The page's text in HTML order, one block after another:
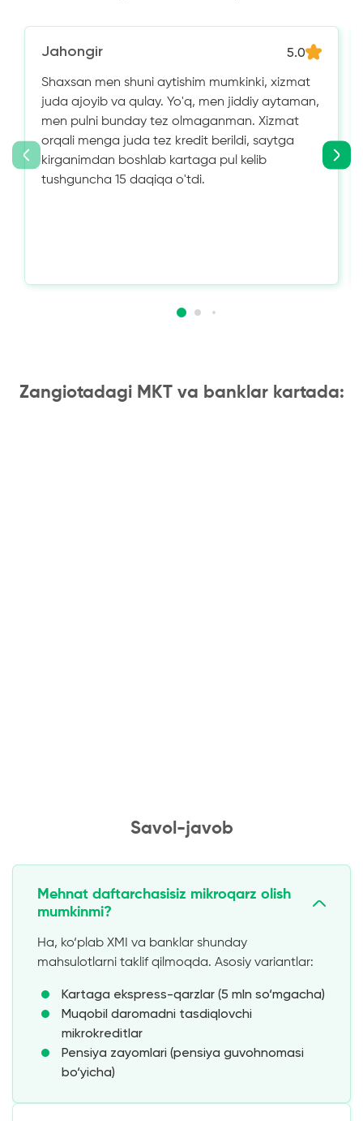
Jahongir 5.0
Shaxsan men shuni aytishim mumkinki, xizmat
juda ajoyib va ​​qulay. Yo'q, men jiddiy aytaman,
men pulni bunday tez olmaganman. Xizmat
orqali menga juda tez kredit berildi, saytga
kirganimdan boshlab kartaga pul kelib
tushguncha 15 daqiqa o'tdi.
Zangiotadagi MKT va banklar kartada:
Savol-javob
Mehnat daftarchasisiz mikroqarz olish
mumkinmi?
Ha, ko‘plab XMI va banklar shunday
mahsulotlarni taklif qilmoqda. Asosiy variantlar:
Kartaga ekspress-qarzlar (5 mln so‘mgacha)
Muqobil daromadni tasdiqlovchi
mikrokreditlar
Pensiya zayomlari (pensiya guvohnomasi
bo‘yicha)